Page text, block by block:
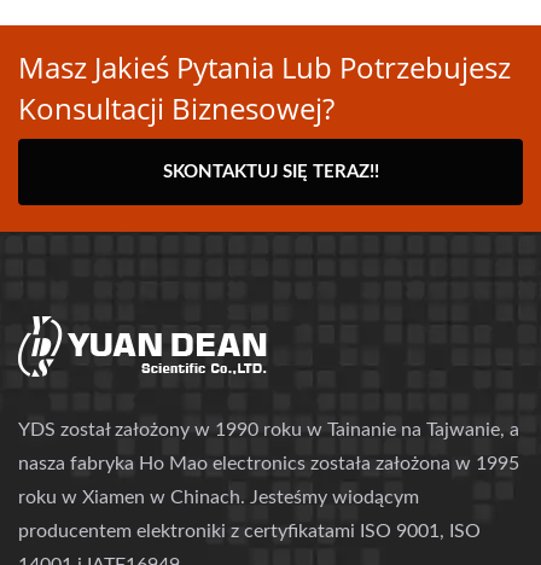
Masz Jakieś Pytania Lub Potrzebujesz
Konsultacji Biznesowej?
SKONTAKTUJ SIĘ TERAZ!!
YDS został założony w 1990 roku w Tainanie na Tajwanie, a
nasza fabryka Ho Mao electronics została założona w 1995
roku w Xiamen w Chinach. Jesteśmy wiodącym
producentem elektroniki z certyfikatami ISO 9001, ISO